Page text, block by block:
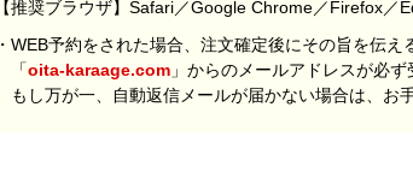
【推奨ブラウザ】Safari／Google Chrome／Firefox／
・WEB予約をされた場合、注文確定後にその旨を伝
「oita-karaage.com 」からのメールアドレスが必
もし万が一、自動返信メールが届かない場合は、お